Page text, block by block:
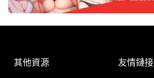
其他資源 友情鏈接